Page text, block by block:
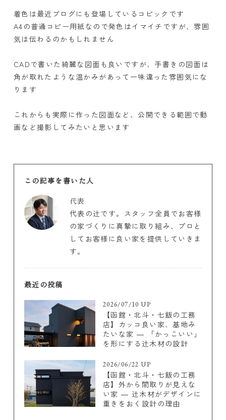
着色は最近ブログにも登場しているコピックです
A4の普通コピー用紙なので発色はイマイチですが、雰囲
気は伝わるのかもしれません
CADで書いた綺麗な図面も良いですが、手書きの図面は
角が取れたような温かみがあって一味違った雰囲気にな
ります
これからも実際に作った図面など、公開できる範囲で動
画など撮影してみたいと思います
この記事を書いた人
代表
代表の辻です。スタッフ全員でお客様
の家づくりに真摯に取り組み、プロと
してお客様に良い家を提供していきま
す。
最近の投稿
2026/07/10 UP
【函館・北斗・七飯の工務
店】カッコ良い家、基地み
たいな家 ― 「かっこいい」
を形にする辻木材の設計
2026/06/22 UP
【函館・北斗・七飯の工務
店】外から間取りが見えな
い家 ― 辻木材がデザインに
重きをおく設計の理由